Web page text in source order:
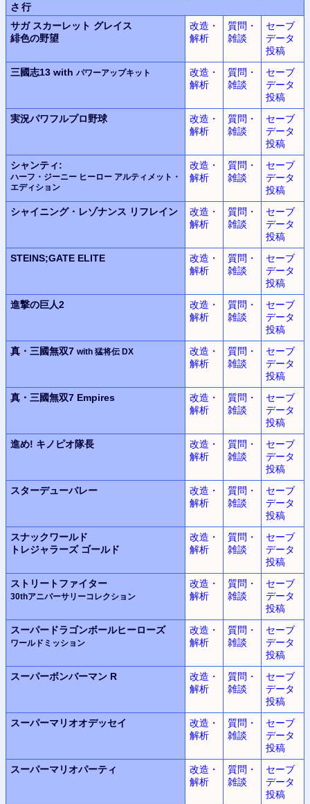
さ行
サガ スカーレット グレイス
緋色の野望
改造・
解析
質問・
雑談
セーブ
データ
投稿
三國志13 with パワーアップキット
改造・
解析
質問・
雑談
セーブ
データ
投稿
実況パワフルプロ野球
改造・
解析
質問・
雑談
セーブ
データ
投稿
シャンティ:
ハーフ・ジーニー ヒーロー アルティメット・
エディション
改造・
解析
質問・
雑談
セーブ
データ
投稿
シャイニング・レゾナンス リフレイン
改造・
解析
質問・
雑談
セーブ
データ
投稿
STEINS;GATE ELITE
改造・
解析
質問・
雑談
セーブ
データ
投稿
進撃の巨人2
改造・
解析
質問・
雑談
セーブ
データ
投稿
真・三國無双7 with 猛将伝 DX
改造・
解析
質問・
雑談
セーブ
データ
投稿
真・三國無双7 Empires
改造・
解析
質問・
雑談
セーブ
データ
投稿
進め! キノピオ隊長
改造・
解析
質問・
雑談
セーブ
データ
投稿
スターデューバレー
改造・
解析
質問・
雑談
セーブ
データ
投稿
スナックワールド
トレジャラーズ ゴールド
改造・
解析
質問・
雑談
セーブ
データ
投稿
ストリートファイター
30thアニバーサリーコレクション
改造・
解析
質問・
雑談
セーブ
データ
投稿
スーパードラゴンボールヒーローズ
ワールドミッション
改造・
解析
質問・
雑談
セーブ
データ
投稿
スーパーボンバーマン R
改造・
解析
質問・
雑談
セーブ
データ
投稿
スーパーマリオオデッセイ
改造・
解析
質問・
雑談
セーブ
データ
投稿
スーパーマリオパーティ
改造・
解析
質問・
雑談
セーブ
データ
投稿